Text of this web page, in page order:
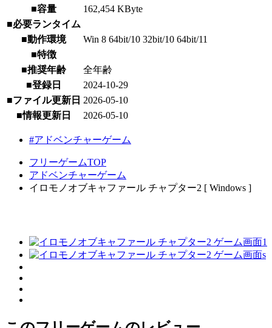
■容量
162,454 KByte
■必要ランタイム
■動作環境
Win 8 64bit/10 32bit/10 64bit/11
■特徴
■推奨年齢
全年齢
■登録日
2024-10-29
■ファイル更新日 2026-05-10
■情報更新日
2026-05-10
#アドベンチャーゲーム
フリーゲームTOP
アドベンチャーゲーム
イロモノオブキャファール チャプター2 [ Windows ]